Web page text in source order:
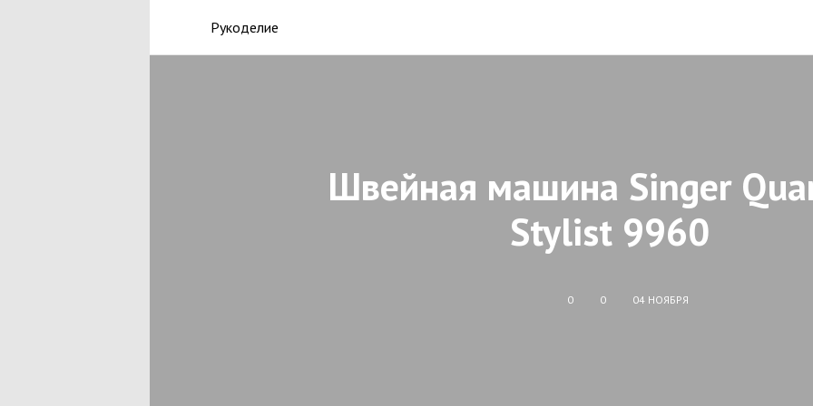
Рукоделие
Швейная машина Singer
Stylist 9960
0 0 04 НОЯБРЯ